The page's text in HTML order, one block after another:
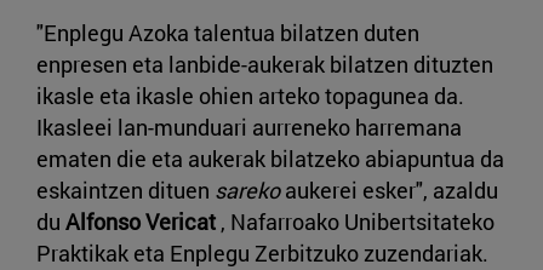
"Enplegu Azoka talentua bilatzen duten
enpresen eta lanbide-aukerak bilatzen dituzten
ikasle eta ikasle ohien arteko topagunea da.
Ikasleei lan-munduari aurreneko harremana
ematen die eta aukerak bilatzeko abiapuntua da
eskaintzen dituen sarekoaukerei esker", azaldu
du Alfonso Vericat , Nafarroako Unibertsitateko
Praktikak eta Enplegu Zerbitzuko zuzendariak.